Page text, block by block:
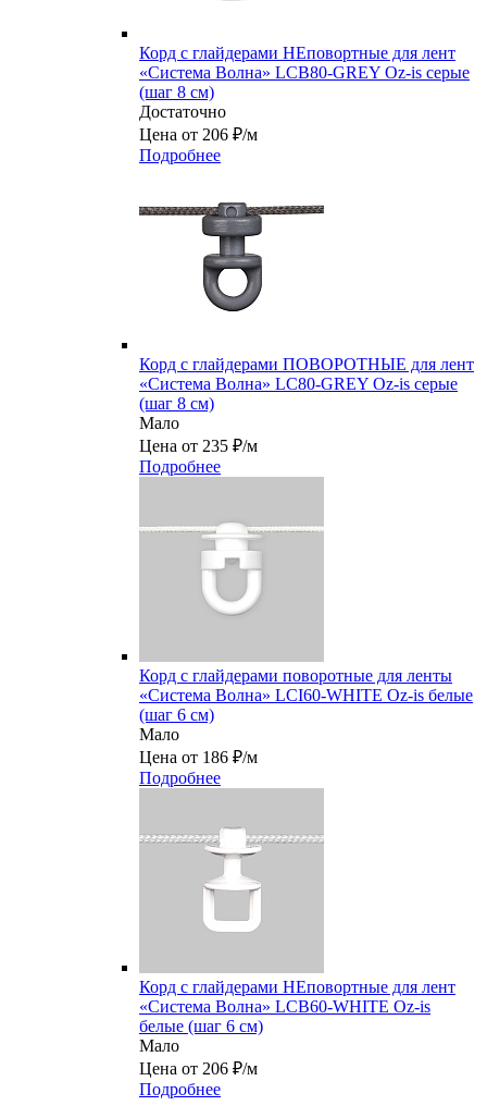
Корд с глайдерами НЕповортные для лент
«Система Волна» LCB80-GREY Oz-is серые
(шаг 8 см)
Достаточно
Цена от 206 ₽/м
Подробнее
Корд с глайдерами ПОВОРОТНЫЕ для лент
«Система Волна» LC80-GREY Oz-is серые
(шаг 8 см)
Мало
Цена от 235 ₽/м
Подробнее
Корд с глайдерами поворотные для ленты
«Система Волна» LCI60-WHITE Oz-is белые
(шаг 6 см)
Мало
Цена от 186 ₽/м
Подробнее
Корд с глайдерами НЕповортные для лент
«Система Волна» LCB60-WHITE Oz-is
белые (шаг 6 см)
Мало
Цена от 206 ₽/м
Подробнее